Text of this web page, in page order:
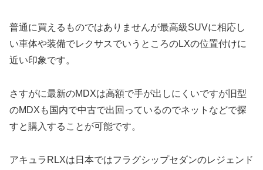
普通に買えるものではありませんが最高級SUVに相応し
い車体や装備でレクサスでいうところのLXの位置付けに
近い印象です。
さすがに最新のMDXは高額で手が出しにくいですが旧型
のMDXも国内で中古で出回っているのでネットなどで探
すと購入することが可能です。
アキュラRLXは日本ではフラグシップセダンのレジェンド